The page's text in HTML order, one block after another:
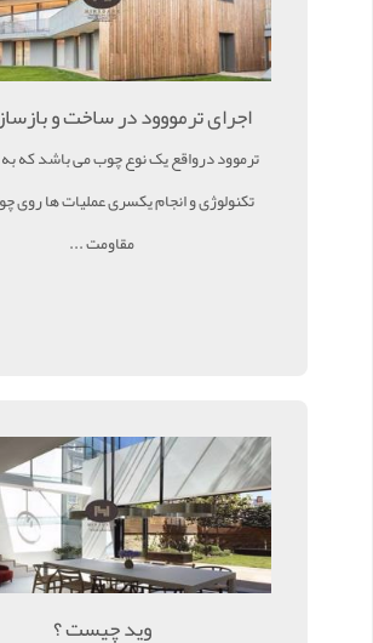
اجرای ترمووود در ساخت و
ترموود درواقع یک نوع چوب می باشد که
تکنولوژی و انجام یکسری عملیات ها روی
مقاومت ...
وید چیست ؟